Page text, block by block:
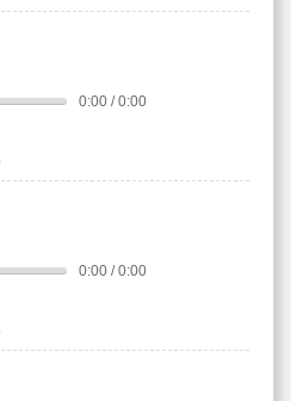
0:00 / 0:00
0:00 / 0:00